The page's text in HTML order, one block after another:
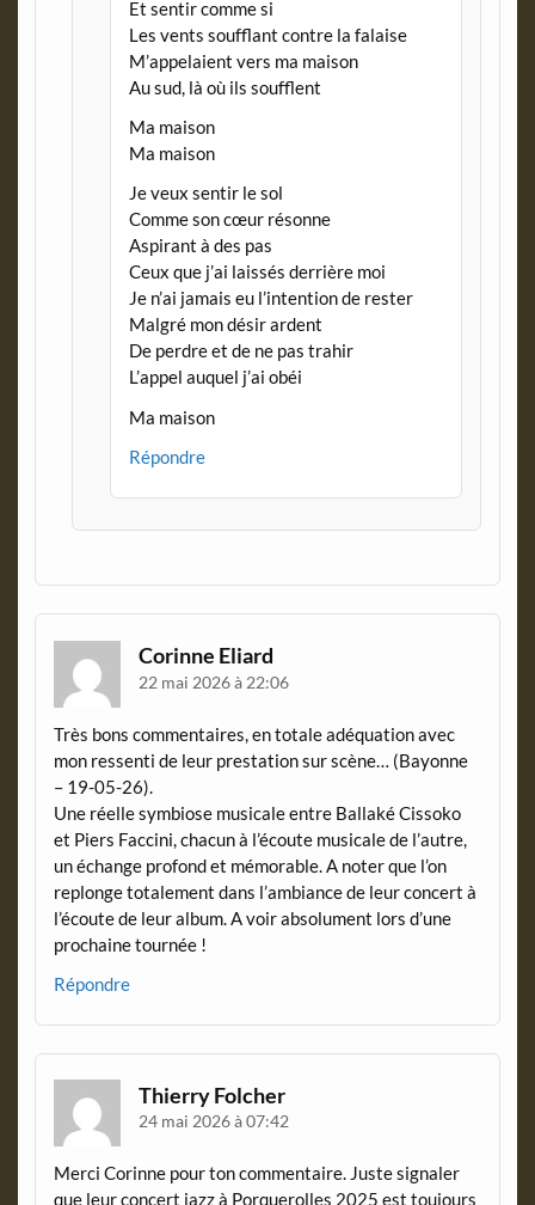
Et sentir comme si
Les vents soufflant contre la falaise
M’appelaient vers ma maison
Au sud, là où ils soufflent
Ma maison
Ma maison
Je veux sentir le sol
Comme son cœur résonne
Aspirant à des pas
Ceux que j’ai laissés derrière moi
Je n’ai jamais eu l’intention de rester
Malgré mon désir ardent
De perdre et de ne pas trahir
L’appel auquel j’ai obéi
Ma maison
Répondre
Corinne Eliard
22 mai 2026 à 22:06
Très bons commentaires, en totale adéquation avec
mon ressenti de leur prestation sur scène… (Bayonne
– 19-05-26).
Une réelle symbiose musicale entre Ballaké Cissoko
et Piers Faccini, chacun à l’écoute musicale de l’autre,
un échange profond et mémorable. A noter que l’on
replonge totalement dans l’ambiance de leur concert à
l’écoute de leur album. A voir absolument lors d’une
prochaine tournée !
Répondre
Thierry Folcher
24 mai 2026 à 07:42
Merci Corinne pour ton commentaire. Juste signaler
que leur concert jazz à Porquerolles 2025 est toujours